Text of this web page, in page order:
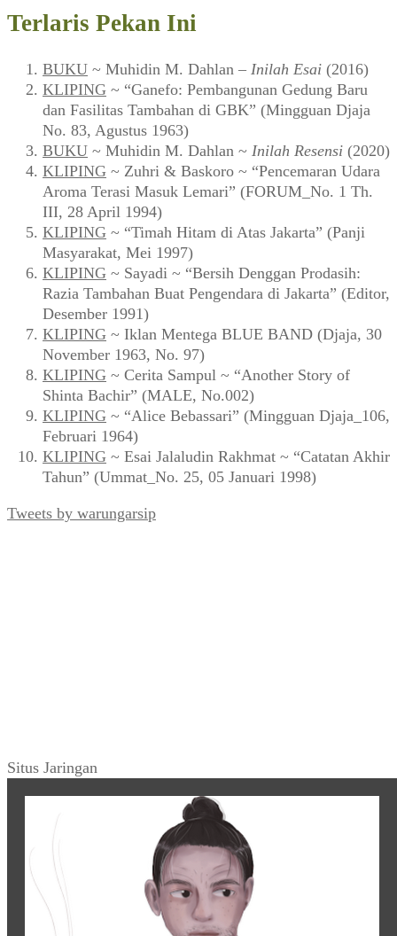
Terlaris Pekan Ini
BUKU ~ Muhidin M. Dahlan – Inilah Esai (2016)
KLIPING ~ “Ganefo: Pembangunan Gedung Baru
dan Fasilitas Tambahan di GBK” (Mingguan Djaja
No. 83, Agustus 1963)
BUKU ~ Muhidin M. Dahlan ~ Inilah Resensi (2020)
KLIPING ~ Zuhri & Baskoro ~ “Pencemaran Udara
Aroma Terasi Masuk Lemari” (FORUM_No. 1 Th.
III, 28 April 1994)
KLIPING ~ “Timah Hitam di Atas Jakarta” (Panji
Masyarakat, Mei 1997)
KLIPING ~ Sayadi ~ “Bersih Denggan Prodasih:
Razia Tambahan Buat Pengendara di Jakarta” (Editor,
Desember 1991)
KLIPING ~ Iklan Mentega BLUE BAND (Djaja, 30
November 1963, No. 97)
KLIPING ~ Cerita Sampul ~ “Another Story of
Shinta Bachir” (MALE, No.002)
KLIPING ~ “Alice Bebassari” (Mingguan Djaja_106,
Februari 1964)
KLIPING ~ Esai Jalaludin Rakhmat ~ “Catatan Akhir
Tahun” (Ummat_No. 25, 05 Januari 1998)
Tweets by warungarsip
Situs Jaringan